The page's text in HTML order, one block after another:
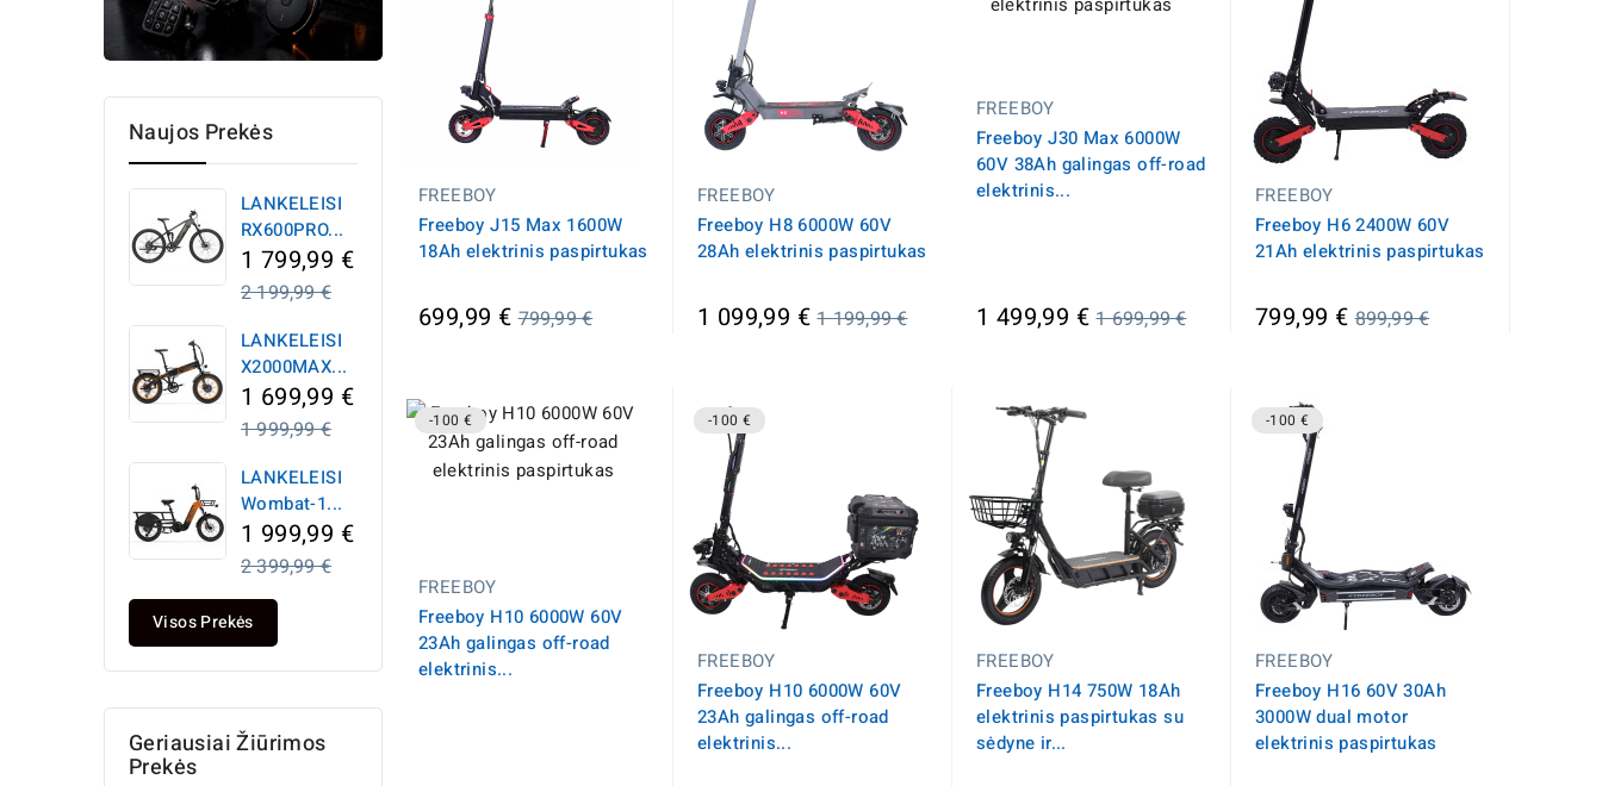
Naujos Prekės
LANKELEISI
RX600PRO...
1 799,99 €
Įprasta
2 199,99 €
LANKELEISI
X2000MAX...
1 699,99 €
Įprasta
1 999,99 €
LANKELEISI
Wombat-1...
1 999,99 €
Įprasta
kaina
2 399,99 €
Visos Prekės
Geriausiai Žiūrimos
Prekės
FREEBOY
Freeboy J15 Max 1600W
18Ah elektrinis paspirtukas
699,99 €Įprasta
799,99 €
FREEBOY
Freeboy H8 6000W 60V
28Ah elektrinis paspirtukas
1 099,99 €Įprasta
1 199,99 €
FREEBOY
Freeboy J30 Max 6000W
60V 38Ah galingas off-road
elektrinis...
1 499,99 €Įprasta
1 699,99 €
FREEBOY
Freeboy H6 2400W 60V
21Ah elektrinis paspirtukas
799,99 €Įprasta
899,99 €
-100 €
FREEBOY
Freeboy H10 6000W 60V
23Ah galingas off-road
elektrinis...
-100 €
FREEBOY
Freeboy H10 6000W 60V
23Ah galingas off-road
elektrinis...
FREEBOY
Freeboy H14 750W 18Ah
elektrinis paspirtukas su
sėdyne ir...
-100 €
FREEBOY
Freeboy H16 60V 30Ah
3000W dual motor
elektrinis paspirtukas